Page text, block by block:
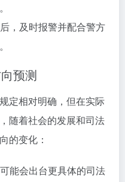
，及时报警并配合警方
预测
定相对明确，但在实际
随着社会的发展和司法
的变化：
能会出台更具体的司法